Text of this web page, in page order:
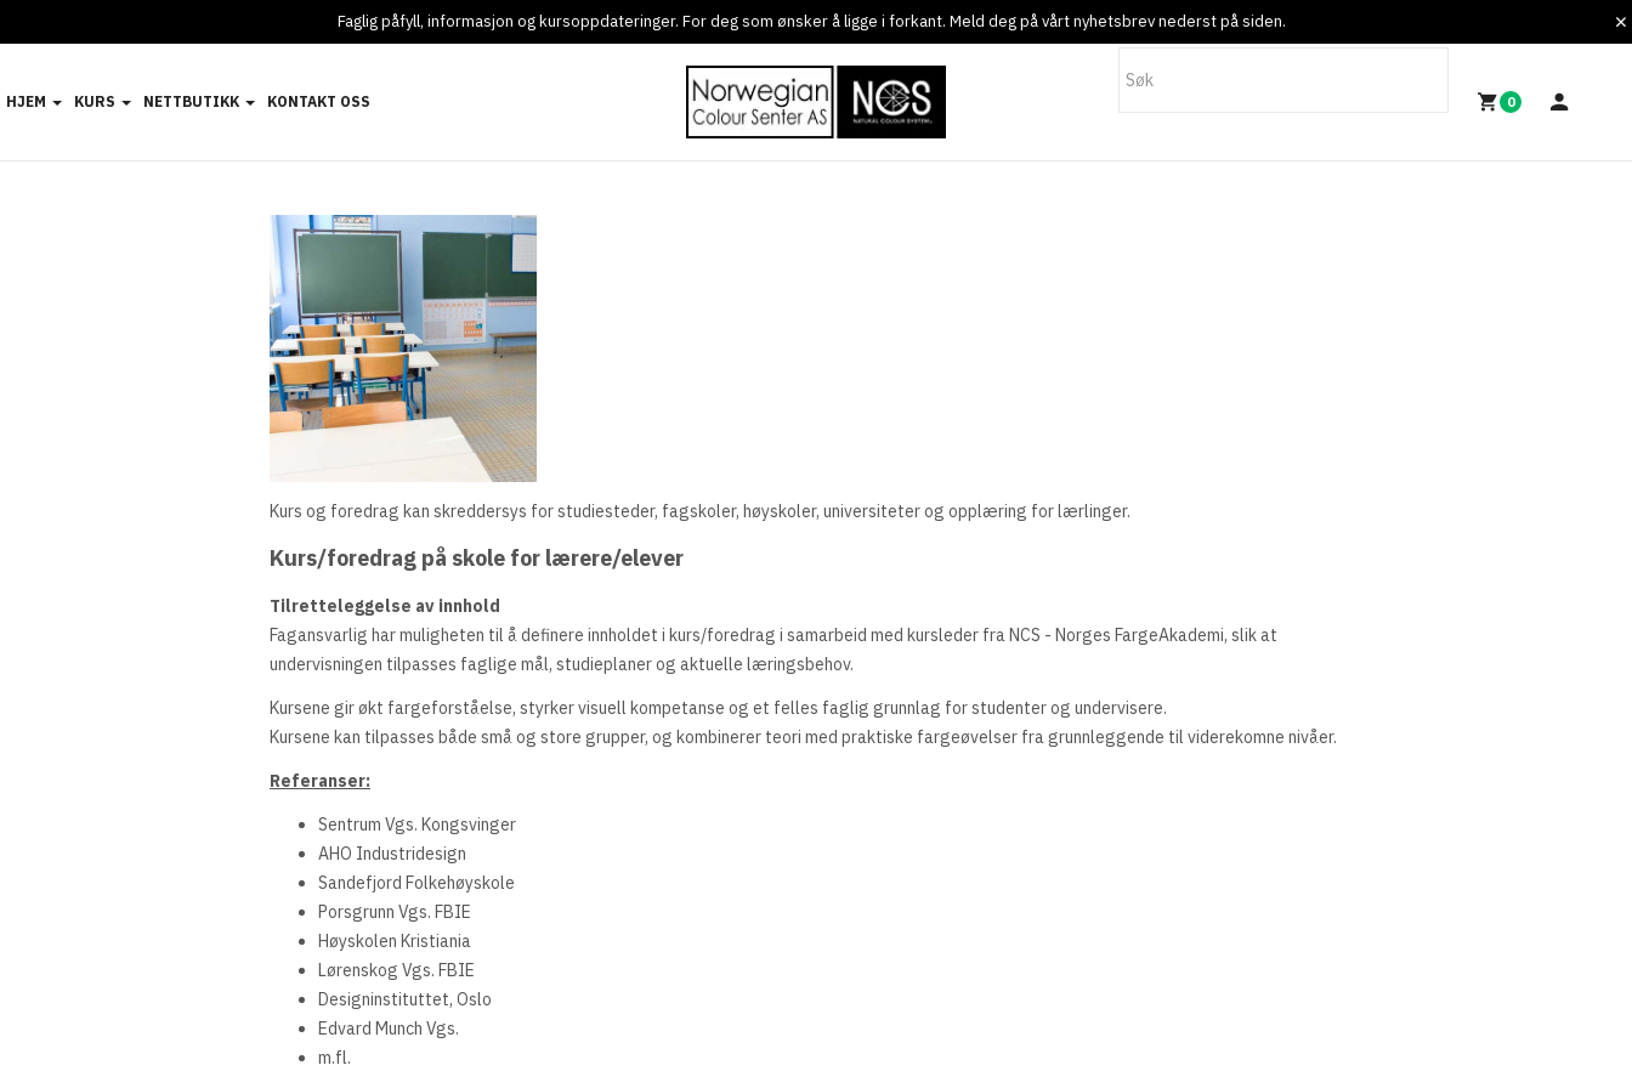
Faglig påfyll, informasjon og kursoppdateringer. For deg som ønsker å ligge i forkant. Meld deg på vårt nyhetsbrev nederst på siden.
HJEM KURS NETTBUTIKK KONTAKT OSS 0
Kurs og foredrag kan skreddersys for studiesteder, fagskoler, høyskoler, universiteter og opplæring for lærlinger.
Kurs/foredrag på skole for lærere/elever
Tilretteleggelse av innhold
Fagansvarlig har muligheten til å definere innholdet i kurs/foredrag i samarbeid med kursleder fra NCS - Norges FargeAkademi, slik at
undervisningen tilpasses faglige mål, studieplaner og aktuelle læringsbehov.
Kursene gir økt fargeforståelse, styrker visuell kompetanse og et felles faglig grunnlag for studenter og undervisere.
Kursene kan tilpasses både små og store grupper, og kombinerer teori med praktiske fargeøvelser fra grunnleggende til viderekomne nivåer.
Referanser:
Sentrum Vgs. Kongsvinger
AHO Industridesign
Sandefjord Folkehøyskole
Porsgrunn Vgs. FBIE
Høyskolen Kristiania
Lørenskog Vgs. FBIE
Designinstituttet, Oslo
Edvard Munch Vgs.
m.fl.